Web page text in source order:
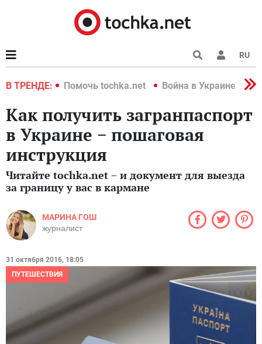
RU
В ТРЕНДЕ:
2022 Помочь tochka.net Война в Украине 2022
Как получить загранпаспорт
в Украине − пошаговая
инструкция
Читайте tochka.net − и документ для выезда
за границу у вас в кармане
МАРИНА ГОШ
журналист
31 октября 2016, 18:05
ПУТЕШЕСТВИЯ